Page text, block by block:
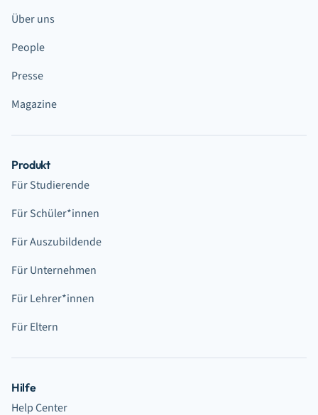
Über uns
People
Presse
Magazine
Produkt
Für Studierende
Für Schüler*innen
Für Auszubildende
Für Unternehmen
Für Lehrer*innen
Für Eltern
Hilfe
Help Center